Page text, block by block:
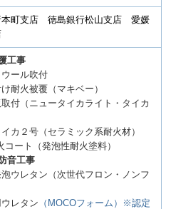
本町支店 徳島銀行松山支店 愛媛
工事
ウール吹付
け耐火被覆（マキベー）
取付（ニュータイカライト・タイカ
イカ２号（セラミック系耐火材）
コート（発泡性耐火塗料）
音工事
泡ウレタン（次世代フロン・ノンフ
ウレタン （MOCOフォーム）※認定